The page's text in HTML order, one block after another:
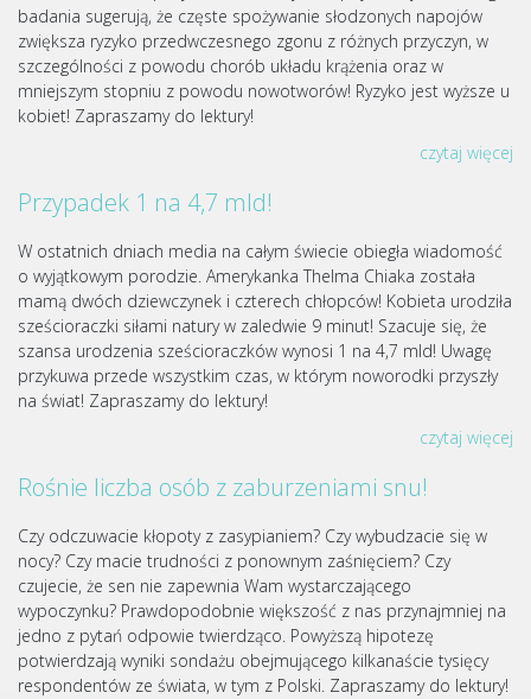
badania sugerują, że częste spożywanie słodzonych napojów
zwiększa ryzyko przedwczesnego zgonu z różnych przyczyn, w
szczególności z powodu chorób układu krążenia oraz w
mniejszym stopniu z powodu nowotworów! Ryzyko jest wyższe u
kobiet! Zapraszamy do lektury!
czytaj więcej
Przypadek 1 na 4,7 mld!
W ostatnich dniach media na całym świecie obiegła wiadomość
o wyjątkowym porodzie. Amerykanka Thelma Chiaka została
mamą dwóch dziewczynek i czterech chłopców! Kobieta urodziła
sześcioraczki siłami natury w zaledwie 9 minut! Szacuje się, że
szansa urodzenia sześcioraczków wynosi 1 na 4,7 mld! Uwagę
przykuwa przede wszystkim czas, w którym noworodki przyszły
na świat! Zapraszamy do lektury!
czytaj więcej
Rośnie liczba osób z zaburzeniami snu!
Czy odczuwacie kłopoty z zasypianiem? Czy wybudzacie się w
nocy? Czy macie trudności z ponownym zaśnięciem? Czy
czujecie, że sen nie zapewnia Wam wystarczającego
wypoczynku? Prawdopodobnie większość z nas przynajmniej na
jedno z pytań odpowie twierdząco. Powyższą hipotezę
potwierdzają wyniki sondażu obejmującego kilkanaście tysięcy
respondentów ze świata, w tym z Polski. Zapraszamy do lektury!